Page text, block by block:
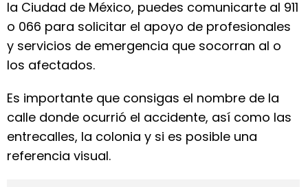
la Ciudad de México, puedes comunicarte al 911
o 066 para solicitar el apoyo de profesionales
y servicios de emergencia que socorran al o
los afectados.
Es importante que consigas el nombre de la
calle donde ocurrió el accidente, así como las
entrecalles, la colonia y si es posible una
referencia visual.